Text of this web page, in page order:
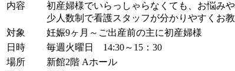
内容
初産婦様でいらっしゃらなくても、お悩み
少人数制で看護スタッフが分かりやすくお教
対象
妊娠9ヶ月～ご出産前の主に初産婦様
日時
毎週火曜日 14:30～15：30
場所
新館2階 Aホール